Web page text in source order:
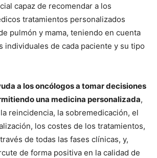
capaz de recomendar a los
tratamientos personalizados
pulmón y mama, teniendo en cuenta
individuales de cada paciente y su tipo
a los oncólogos a tomar decisiones
una medicina personalizada,
reincidencia, la sobremedicación, el
los costes de los tratamientos,
de todas las fases clínicas, y,
de forma positiva en la calidad de